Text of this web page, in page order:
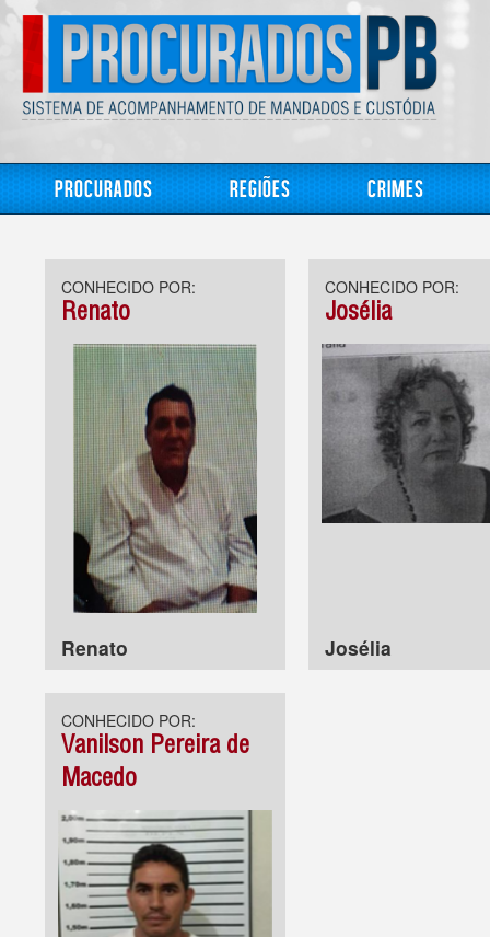
Procurados Regiões Crimes
CONHECIDO POR:
Renato
Renato
CONHECIDO POR:
Josélia
Josélia
CONHECIDO POR:
Vanilson Pereira de
Macedo